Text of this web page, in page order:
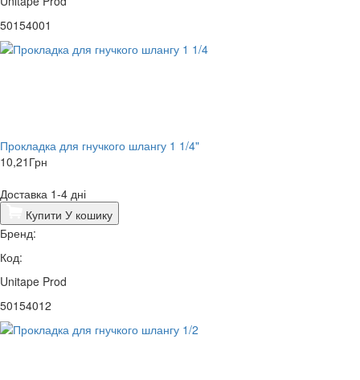
50154001
Прокладка для гнучкого шлангу 1 1/4"
10,21 Грн
Доставка 1-4 дні
Купити У кошику
Бренд:
Код:
Unitape Prod
50154012